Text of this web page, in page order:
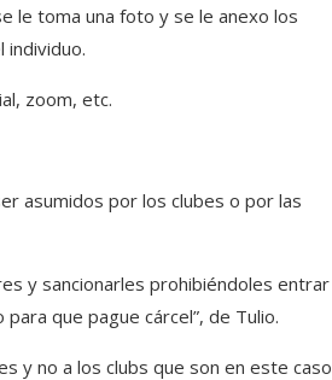
le toma una foto y se le anexo los
individuo.
zoom, etc.
asumidos por los clubes o por las
y sancionarles prohibiéndoles entrar
que pague cárcel”, de Tulio.
y no a los clubs que son en este caso